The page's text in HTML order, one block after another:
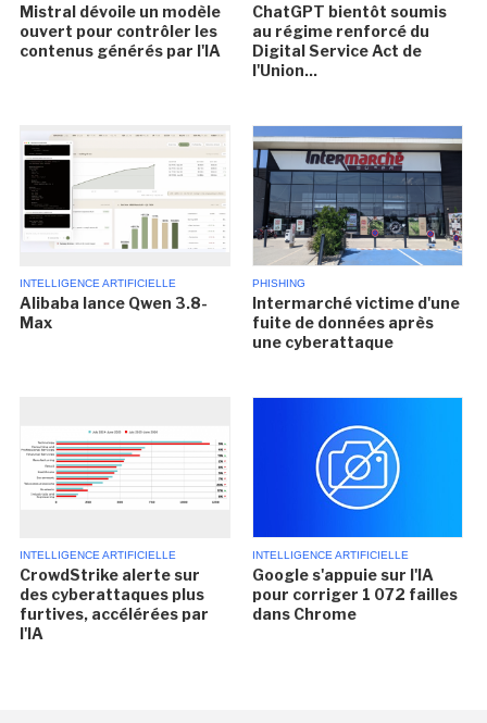
Mistral dévoile un modèle
ouvert pour contrôler les
contenus générés par l'IA
ChatGPT bientôt soumis
au régime renforcé du
Digital Service Act de
l'Union...
INTELLIGENCE ARTIFICIELLE
Alibaba lance Qwen 3.8-
Max
PHISHING
Intermarché victime d'une
fuite de données après
une cyberattaque
INTELLIGENCE ARTIFICIELLE
CrowdStrike alerte sur
des cyberattaques plus
furtives, accélérées par
l'IA
INTELLIGENCE ARTIFICIELLE
Google s'appuie sur l'IA
pour corriger 1 072 failles
dans Chrome